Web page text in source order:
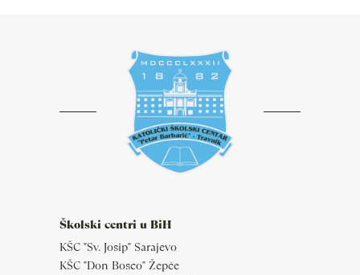
Školski centri u BiH
KŠC "Sv. Josip" Sarajevo
KŠC "Don Bosco" Žepče